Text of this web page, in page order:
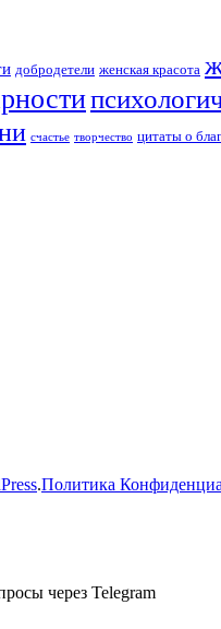
добродетели женская красота
счастье творчество цитаты о
.Политика
через Telegram